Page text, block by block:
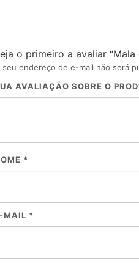
o primeiro a avaliar
seu endereço de e-mail não será
AVALIAÇÃO SOBRE O
*
MAIL *